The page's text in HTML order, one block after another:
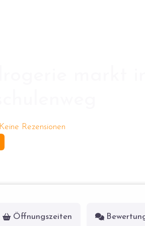
Keine Rezensionen
Öffnungszeiten